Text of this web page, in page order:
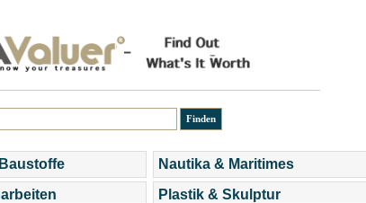
Nautika & Maritimes
Plastik & Skulptur